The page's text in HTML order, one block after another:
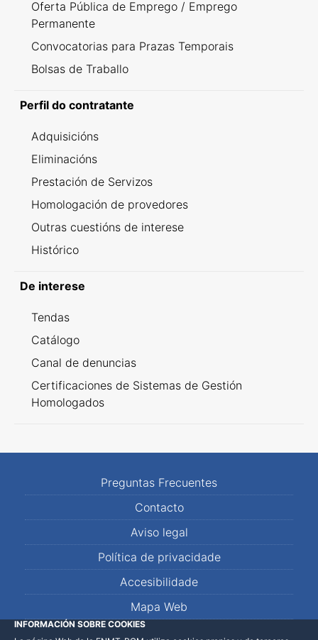
Oferta Pública de Emprego / Emprego
Permanente
Convocatorias para Prazas Temporais
Bolsas de Traballo
Perfil do contratante
Adquisicións
Eliminacións
Prestación de Servizos
Homologación de provedores
Outras cuestións de interese
Histórico
De interese
Tendas
Catálogo
Canal de denuncias
Certificaciones de Sistemas de Gestión
Homologados
Preguntas Frecuentes
Contacto
Aviso legal
Política de privacidade
Accesibilidade
Mapa Web
INFORMACIÓN SOBRE COOKIES